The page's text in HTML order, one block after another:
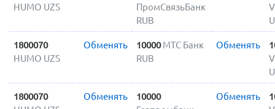
HUMO UZS
ПромСвязьБанк
RUB
1800070
HUMO UZS
Обменять 10000 МТС Банк
RUB
Обменять
1800070
Обменять
10000
Обменять